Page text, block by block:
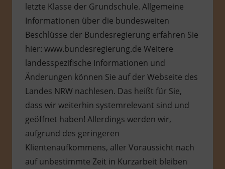
letzte Klasse der Grundschule. Allgemeine
Informationen über die bundesweiten
Beschlüsse der Bundesregierung erfahren Sie
hier: www.bundesregierung.de Weitere
landesspezifische Informationen und
Änderungen können Sie auf der Webseite des
Landes NRW nachlesen. Das heißt für Sie,
dass wir weiterhin systemrelevant sind und
geöffnet haben! Allerdings werden wir,
aufgrund des geringeren
Klientenaufkommens, aller Voraussicht nach
auf unbestimmte Zeit in Kurzarbeit bleiben